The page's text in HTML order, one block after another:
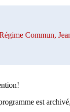
Commun,
est